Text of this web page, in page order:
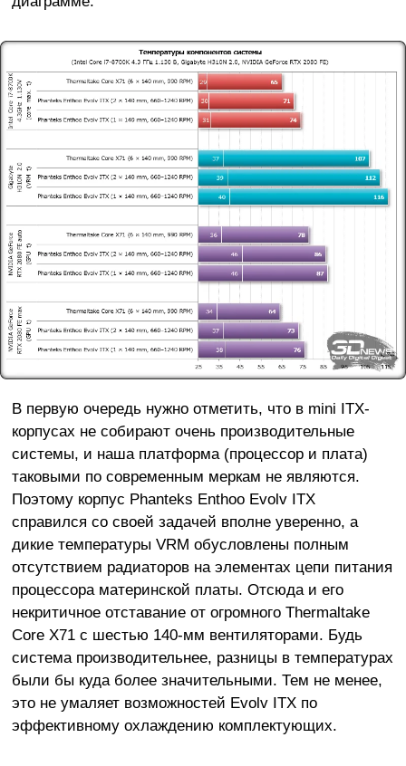
В первую очередь нужно отметить, что в mini ITX-
корпусах не собирают очень производительные
системы, и наша платформа (процессор и плата)
таковыми по современным меркам не являются.
Поэтому корпус Phanteks Enthoo Evolv ITX
справился со своей задачей вполне уверенно, а
дикие температуры VRM обусловлены полным
отсутствием радиаторов на элементах цепи питания
процессора материнской платы. Отсюда и его
некритичное отставание от огромного Thermaltake
Core X71 с шестью 140-мм вентиляторами. Будь
система производительнее, разницы в температурах
были бы куда более значительными. Тем не менее,
это не умаляет возможностей Evolv ITX по
эффективному охлаждению комплектующих.